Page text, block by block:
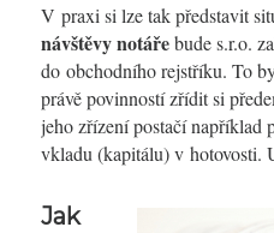
V praxi si lze tak představit
návštěvy notářebude s.r.o.
do obchodního rejstříku. To
právě povinností zřídit si
jeho zřízení postačí například
vkladu (kapitálu) v hotovosti.
Jak